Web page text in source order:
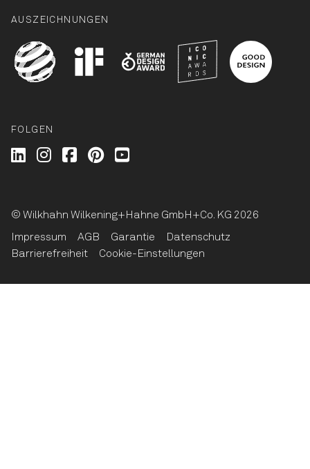
AUSZEICHNUNGEN
FOLGEN
Wilkhahn @ LinkedIn
Wilkhahn @ Instagram
Wilkhahn @ Facebook
Wilkhahn @ Pinterest
© Wilkhahn Wilkening+Hahne GmbH+Co. KG 2026
Impressum
AGB Garantie
Datenschutz
Barrierefreiheit
Cookie-Einstellungen